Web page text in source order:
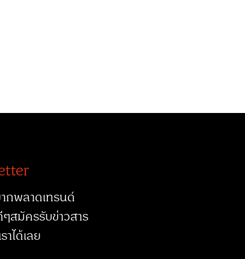
กพลาดเทรนด์
ๆสมัครรับข่าวสาร
ได้เลย